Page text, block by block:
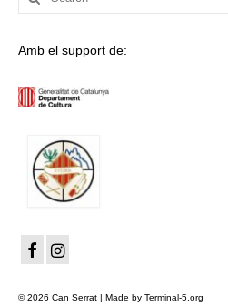
for:
Amb el support de:
© 2026 Can Serrat | Made by Terminal-5.org